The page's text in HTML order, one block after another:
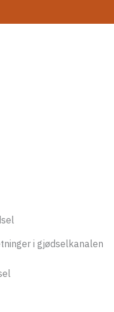
i gjødselkanalen